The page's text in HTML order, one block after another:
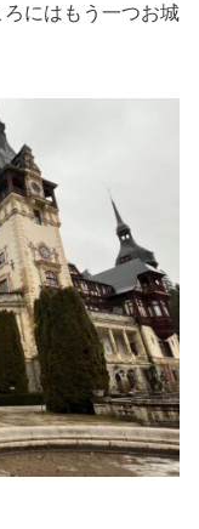
にはもう一つお城